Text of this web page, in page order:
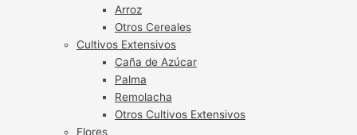
Arroz
Otros Cereales
Cultivos Extensivos
Caña de Azúcar
Palma
Remolacha
Otros Cultivos Extensivos
Flores